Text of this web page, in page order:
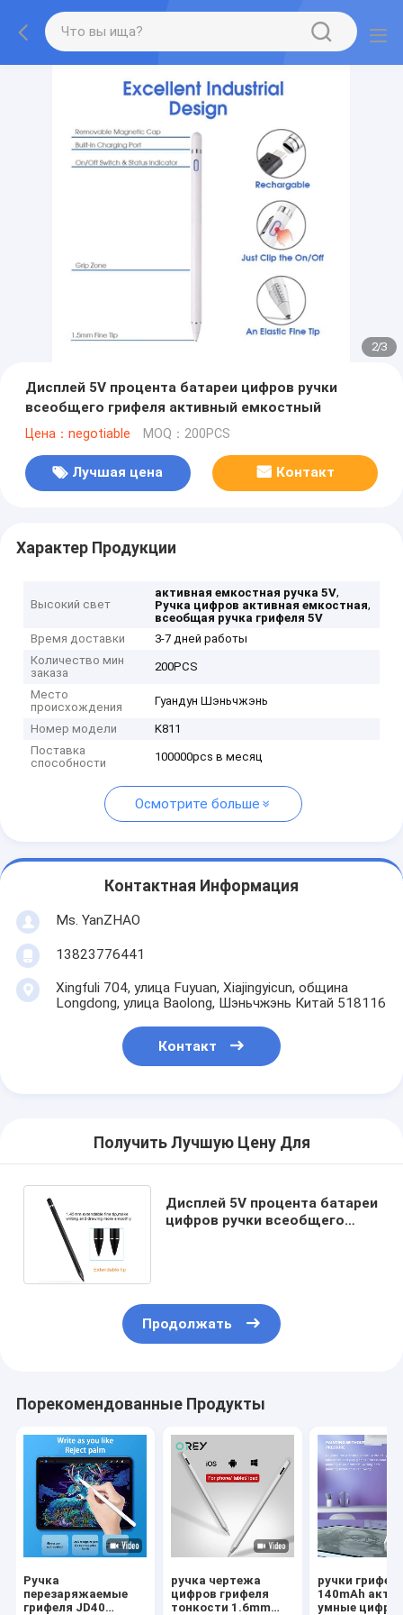
2/3
Дисплей 5V процента батареи цифров ручки
всеобщего грифеля активный емкостный
Цена：negotiable MOQ：200PCS
Лучшая цена Контакт
Характер Продукции
Высокий свет
активная емкостная ручка 5V,
Ручка цифров активная емкостная,
всеобщая ручка грифеля 5V
Время доставки
3-7 дней работы
Количество мин
заказа
200PCS
Место
происхождения
Гуандун Шэньчжэнь
Номер модели
K811
Поставка
способности
100000pcs в месяц
Осмотрите больше
Контактная Информация
Ms. YanZHAO
13823776441
Xingfuli 704, улица Fuyuan, Xiajingyicun, община
Longdong, улица Baolong, Шэньчжэнь Китай 518116
Контакт
Получить Лучшую Цену Для
Дисплей 5V процента батареи
цифров ручки всеобщего
Продолжать
Порекомендованные Продукты
Ручка
перезаряжаемые
грифеля JD40
ручка чертежа
цифров грифеля
тонкости 1.6mm
ручки
140mAh
умные